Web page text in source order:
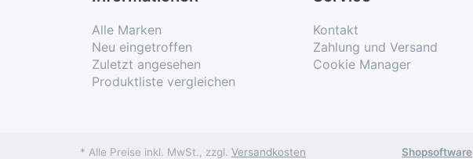
Alle Marken
Neu eingetroffen
Zuletzt angesehen
Produktliste vergleichen
Kontakt
Zahlung und Versand
Cookie Manager
* Alle Preise inkl. MwSt., zzgl. Versandkosten Shopsoftware